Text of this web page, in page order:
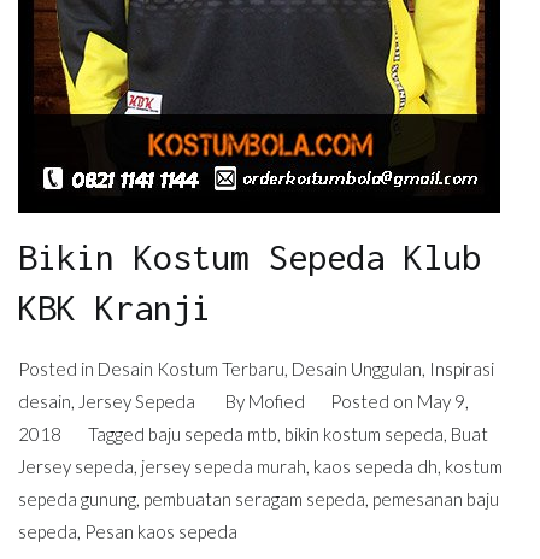
Bikin Kostum Sepeda Klub
KBK Kranji
Posted in Desain Kostum Terbaru, Desain Unggulan, Inspirasi
desain, Jersey Sepeda By Mofied Posted on May 9,
2018
Tagged baju sepeda mtb, bikin kostum sepeda, Buat
Jersey sepeda, jersey sepeda murah, kaos sepeda dh, kostum
sepeda gunung, pembuatan seragam sepeda, pemesanan baju
sepeda, Pesan kaos sepeda